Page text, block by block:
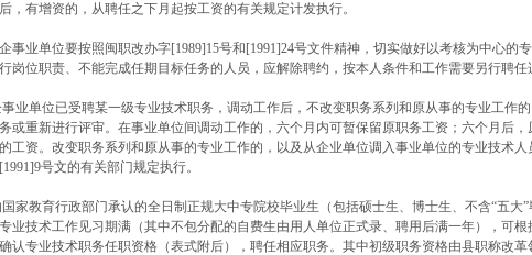
，有增资的，从聘任之下月起按工资的有关规定计发执行。
事业单位要按照闽职改办字[1989]15号和[1991]24号文件精神，切实做好以考核为中心的
岗位职责、不能完成任期目标任务的人员，应解除聘约，按本人条件和工作需要另行聘任
业单位已受聘某一级专业技术职务，调动工作后，不改变职务系列和原从事的专业工作
或重新进行评审。在事业单位间调动工作的，六个月内可暂保留原职务工资；六个月后，
工资。改变职务系列和原从事的专业工作的，以及从企业单位调入事业单位的专业技术人
号文的有关部门规定执行。
家教育行政部门承认的全日制正规大中专院校毕业生（包括硕士生、博士生、不含“五大”
业技术工作见习期满（其中不包分配的自费生由用人单位正式录、聘用后满一年），可根
认专业技术职务任职资格（表式附后），聘任相应职务。其中初级职务资格由县职称改革